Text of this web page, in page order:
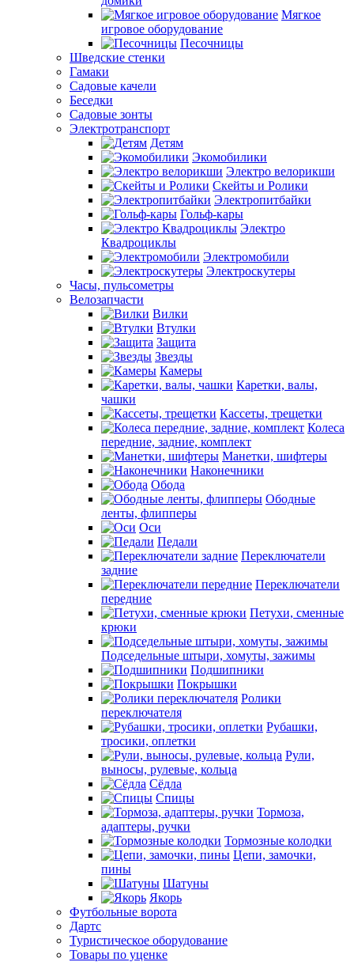
Мягкое
игровое оборудование
Песочницы
Шведские стенки
Гамаки
Садовые качели
Беседки
Садовые зонты
Электротранспорт
Детям
Экомобилики
Электро велорикши
Скейты и Ролики
Электропитбайки
Гольф-кары
Электро
Квадроциклы
Электромобили
Электроскутеры
Часы, пульсометры
Велозапчасти
Вилки
Втулки
Защита
Звезды
Камеры
Каретки, валы,
чашки
Кассеты, трещетки
Колеса
передние, задние, комплект
Манетки, шифтеры
Наконечники
Обода
Ободные
ленты, флипперы
Оси
Педали
Переключатели
задние
Переключатели
передние
Петухи, сменные
крюки
Подседельные штыри, хомуты, зажимы
Подшипники
Покрышки
Ролики
переключателя
Рубашки,
тросики, оплетки
Рули,
выносы, рулевые, кольца
Сёдла
Спицы
Тормоза,
адаптеры, ручки
Тормозные колодки
Цепи, замочки,
пины
Шатуны
Якорь
Футбольные ворота
Дартс
Туристическое оборудование
Товары по уценке